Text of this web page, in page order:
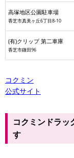
高塚地区公園駐車場
香芝市真美ヶ丘6丁目8-10
(有)クリップ 第二車庫
香芝市鎌田96
コクミン
公式サイト
コクミンドラッ
す
ン ならコープwithローソ
ファミリーマート香芝